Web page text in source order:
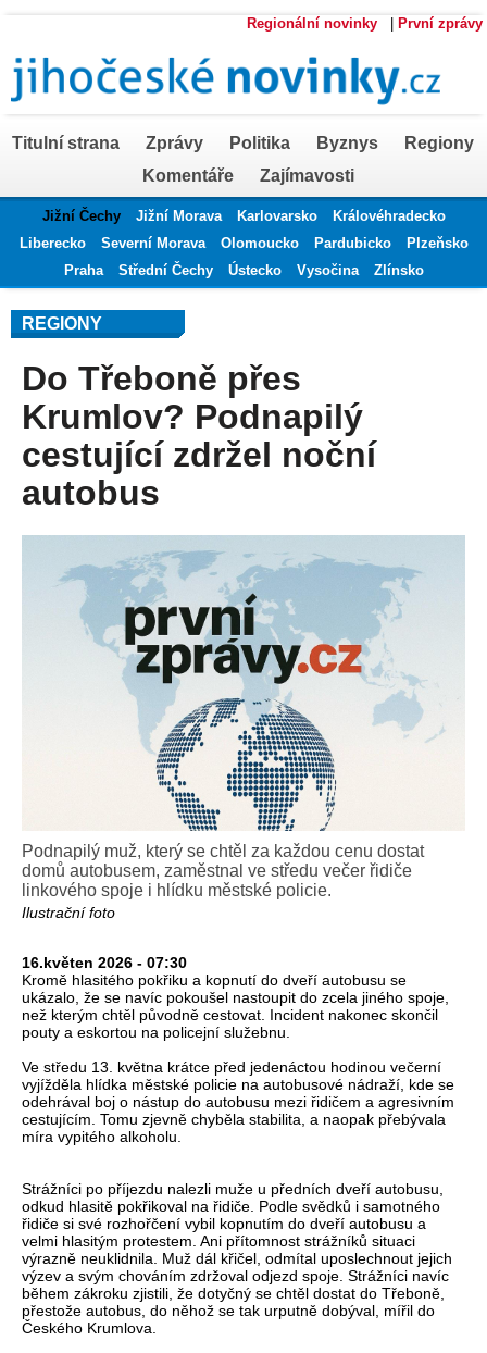
Regionální novinky První zprávy
Titulní strana Zprávy Politika Byznys
Regiony
Komentáře
Zajímavosti
Jižní Čechy Jižní Morava Karlovarsko
Královéhradecko
Liberecko
Severní Morava Olomoucko Pardubicko
Plzeňsko
Praha
Střední Čechy Ústecko Vysočina Zlínsko
REGIONY
Do Třeboně přes
Krumlov? Podnapilý
cestující zdržel noční
autobus
Podnapilý muž, který se chtěl za každou cenu dostat
domů autobusem, zaměstnal ve středu večer řidiče
linkového spoje i hlídku městské policie.
Ilustrační foto
16.květen 2026 - 07:30
Kromě hlasitého pokřiku a kopnutí do dveří autobusu se
ukázalo, že se navíc pokoušel nastoupit do zcela jiného spoje,
než kterým chtěl původně cestovat. Incident nakonec skončil
pouty a eskortou na policejní služebnu.
Ve středu 13. května krátce před jedenáctou hodinou večerní
vyjížděla hlídka městské policie na autobusové nádraží, kde se
odehrával boj o nástup do autobusu mezi řidičem a agresivním
cestujícím. Tomu zjevně chyběla stabilita, a naopak přebývala
míra vypitého alkoholu.
Strážníci po příjezdu nalezli muže u předních dveří autobusu,
odkud hlasitě pokřikoval na řidiče. Podle svědků i samotného
řidiče si své rozhořčení vybil kopnutím do dveří autobusu a
velmi hlasitým protestem. Ani přítomnost strážníků situaci
výrazně neuklidnila. Muž dál křičel, odmítal uposlechnout jejich
výzev a svým chováním zdržoval odjezd spoje. Strážníci navíc
během zákroku zjistili, že dotyčný se chtěl dostat do Třeboně,
přestože autobus, do něhož se tak urputně dobýval, mířil do
Českého Krumlova.